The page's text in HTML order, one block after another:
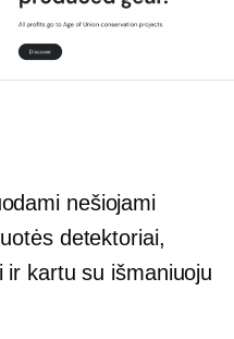
nešiojami
detektoriai,
ir kartu su išmaniuoju